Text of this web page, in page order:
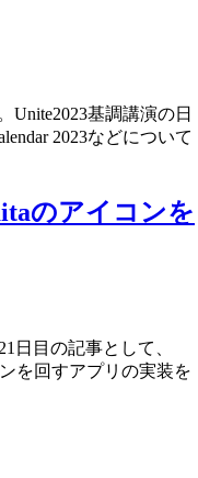
Unite2023基調講演の日
2023などについて
のアイコンを
日目の記事として、
を回すアプリの実装を